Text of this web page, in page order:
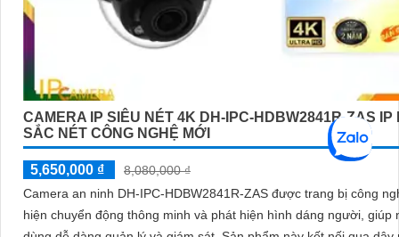
CAMERA IP SIÊU NÉT 4K DH-IPC-HDBW2841R-ZAS IP
SẮC NÉT CÔNG NGHỆ MỚI
5,650,000 ₫
8,080,000 ₫
Camera an ninh DH-IPC-HDBW2841R-ZAS được trang bị công
hiện chuyển động thông minh và phát hiện hình dáng người, giúp